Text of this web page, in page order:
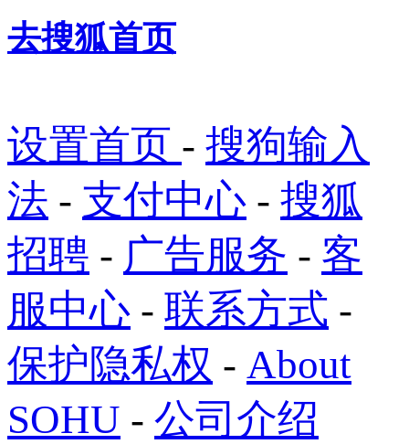
去搜狐首页
设置首页 - 搜狗输入
法 - 支付中心 - 搜狐
招聘 - 广告服务 - 客
服中心 - 联系方式 -
保护隐私权 - About
SOHU - 公司介绍